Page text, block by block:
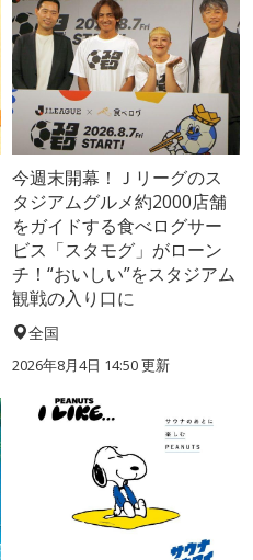
今週末開幕！Ｊリーグのス
タジアムグルメ約2000店舗
をガイドする食べログサー
ビス「スタモグ」がローン
チ！“おいしい”をスタジアム
観戦の入り口に
全国
2026年8月4日 14:50更新